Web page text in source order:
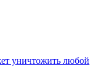
уничтожить любой